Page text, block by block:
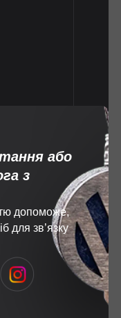
або
з
допоможе,
для зв’язку